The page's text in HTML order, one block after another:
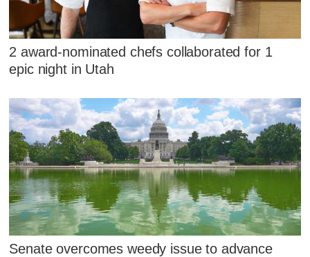
2 award-nominated chefs collaborated for 1
epic night in Utah
Senate overcomes weedy issue to advance